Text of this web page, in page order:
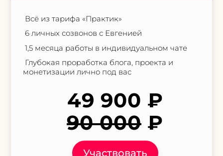
Всё из тарифа «Практик»
6 личных созвонов с Евгенией
1,5 месяца работы в индивидуальном чате
Глубокая проработка блога, проекта и
монетизации лично под вас
49 900 ₽
90 000 ₽
Участвовать